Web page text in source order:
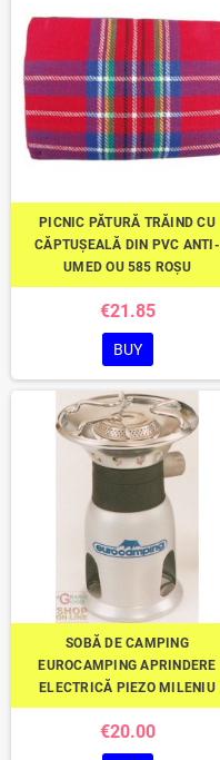
PICNIC PĂTURĂ TRĂIND CU
CĂPTUȘEALĂ DIN PVC ANTI-
UMED OU 585 ROȘU
€21.85
BUY
SOBĂ DE CAMPING
EUROCAMPING APRINDERE
ELECTRICĂ PIEZO MILENIU
€20.00